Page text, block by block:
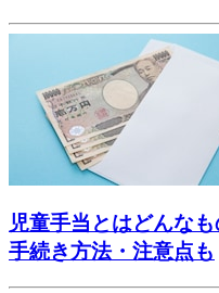
児童手当とはどんな
手続き方法・注意点も